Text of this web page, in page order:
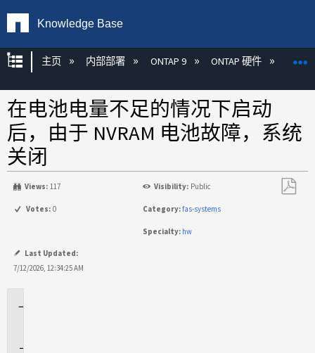
Knowledge Base
扩展/隐缩全局层次
主页 内部部署 ONTAP 9 ONTAP 硬件
在电池电量不足的情况下启动
后，由于 NVRAM 电池故障，系统
关闭
Views: 117 Visibility: Public
Votes: 0 Category:fas-systems
Specialty: hw
Last Updated:
7/12/2026, 12:34:25 AM